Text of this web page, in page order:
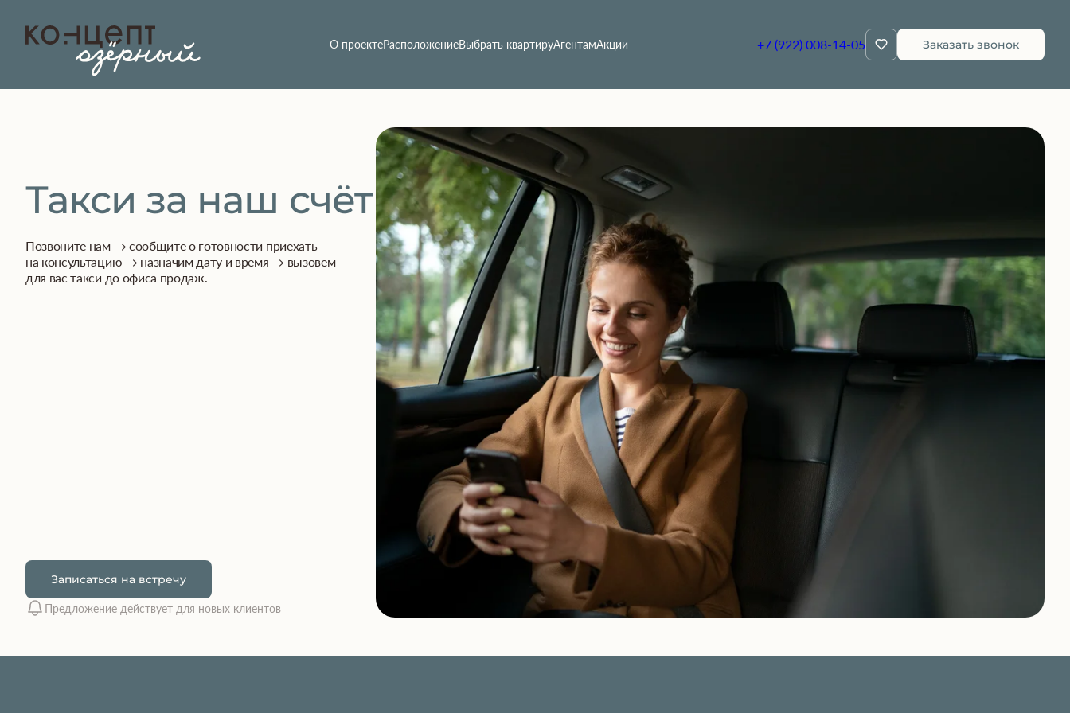
О проектеРасположениеВыбрать квартируАгентамАкции +7 (922) 008-14-05 Заказать звонок
Такси за наш счёт
Позвоните нам → сообщите о готовности приехать
на консультацию → назначим дату и время → вызовем
для вас такси до офиса продаж.
Записаться на встречу
Предложение действует для новых клиентов